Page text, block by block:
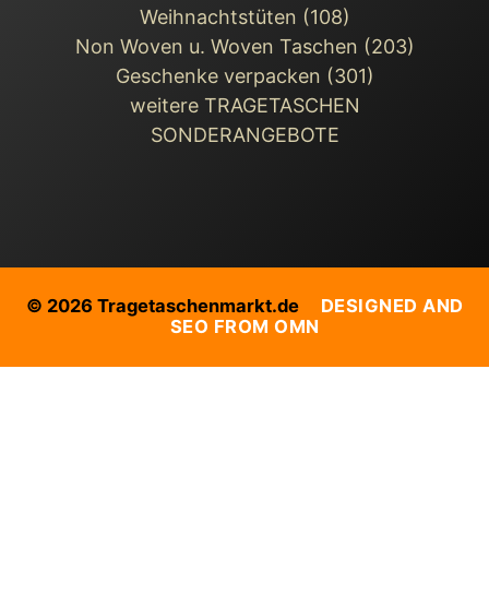
Weihnachts­tüten (108)
Non Woven u. Woven Taschen (203)
Geschenke verpacken (301)
weitere TRAGETASCHEN
SONDERANGEBOTE
© 2026 Tragetaschenmarkt.de DESIGNED AND
SEO FROM OMN